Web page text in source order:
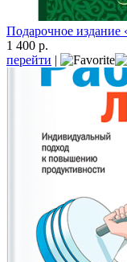
Подарочное издание
1 400 р.
перейти |